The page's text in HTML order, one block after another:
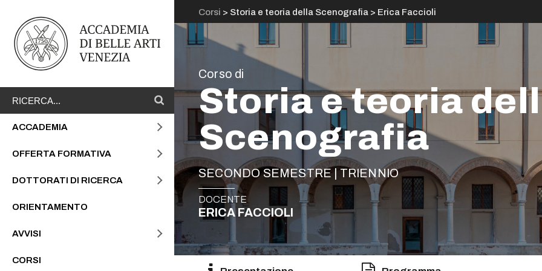
ACCADEMIA
OFFERTA FORMATIVA
DOTTORATI DI RICERCA
ORIENTAMENTO
AVVISI
CORSI
Corsi > Storia e teoria della Scenografia > Erica Faccioli
Corso di
Storia e teoria
Scenografia
SECONDO SEMESTRE | TRIENNIO
DOCENTE
ERICA FACCIOLI